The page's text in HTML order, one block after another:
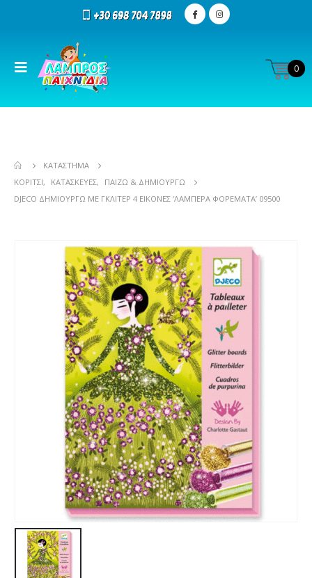
0
ΚΑΤΆΣΤΗΜΑ
ΚΟΡΊΤΣΙ, ΚΑΤΑΣΚΕΥΈΣ,
ΠΑΊΖΩ & ΔΗΜΙΟΥΡΓΏ
DJECO ΔΗΜΙΟΥΡΓΏ ΜΕ ΓΚΛΊΤΕΡ 4 ΕΙΚΌΝΕΣ ‘ΛΑΜΠΕΡΆ ΦΟΡΈΜΑΤΑ’ 09500